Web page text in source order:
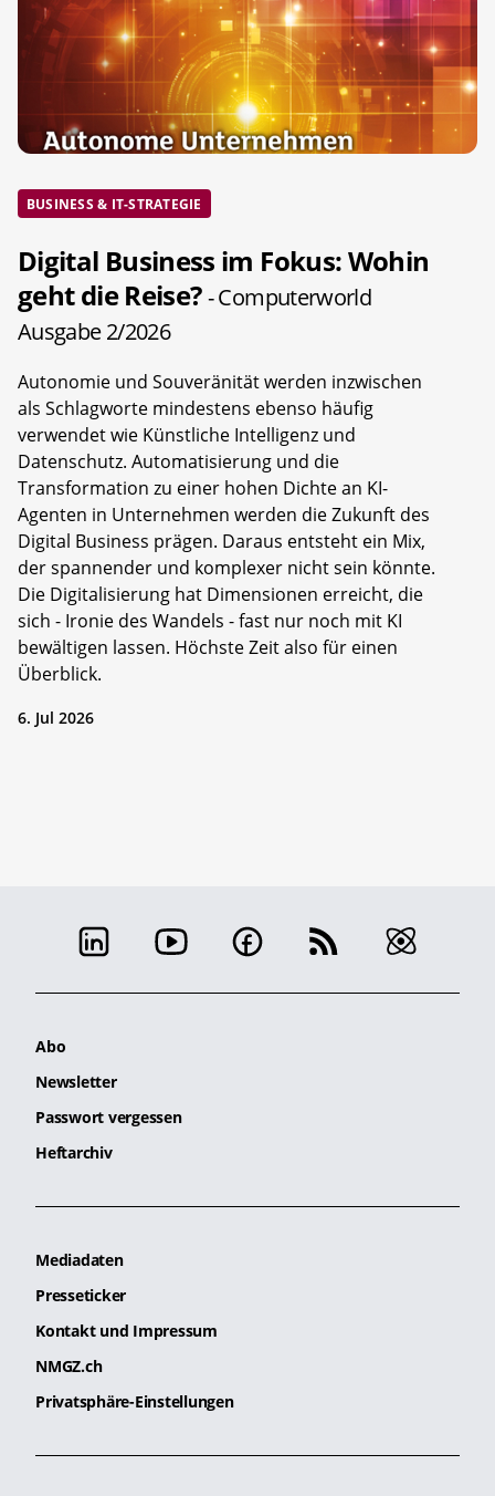
BUSINESS & IT-STRATEGIE
Digital Business im Fokus: Wohin
geht die Reise?- Computerworld
Ausgabe 2/2026
Autonomie und Souveränität werden inzwischen
als Schlagworte mindestens ebenso häufig
verwendet wie Künstliche Intelligenz und
Datenschutz. Automatisierung und die
Transformation zu einer hohen Dichte an KI-
Agenten in Unternehmen werden die Zukunft des
Digital Business prägen. Daraus entsteht ein Mix,
der spannender und komplexer nicht sein könnte.
Die Digitalisierung hat Dimensionen erreicht, die
sich - Ironie des Wandels - fast nur noch mit KI
bewältigen lassen. Höchste Zeit also für einen
Überblick.
6. Jul 2026
Abo
Newsletter
Passwort vergessen
Heftarchiv
Mediadaten
Presseticker
Kontakt und Impressum
NMGZ.ch
Privatsphäre-Einstellungen